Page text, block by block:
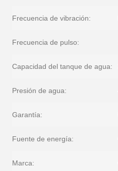
Frecuencia de vibración:
Frecuencia de pulso:
Capacidad del tanque de agua:
Presión de agua:
Garantía:
Fuente de energía:
Marca: